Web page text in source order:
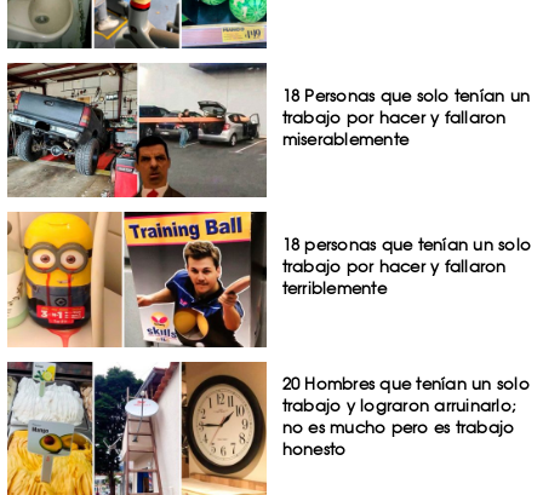
18 Personas que solo tenían un
trabajo por hacer y fallaron
miserablemente
18 personas que tenían un solo
trabajo por hacer y fallaron
terriblemente
20 Hombres que tenían un solo
trabajo y lograron arruinarlo;
no es mucho pero es trabajo
honesto